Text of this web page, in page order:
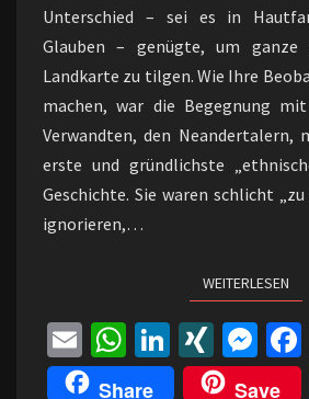
Unterschied – sei es in
Glauben – genügte, um ganze
Landkarte zu tilgen. Wie Ihre
machen, war die Begegnung
Verwandten, den Neandertalern,
erste und gründlichste
Geschichte. Sie waren schlicht
ignorieren,…
WEITERLESEN
E
m
W
h
Li
n
XI
N
M
es
Share Save